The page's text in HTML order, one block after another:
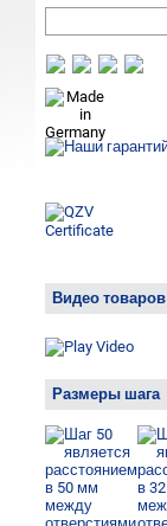
Видео товаров
Размеры шага